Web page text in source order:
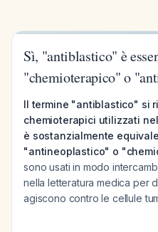
Sì, "antiblastico" è
"chemioterapico" o
Il termine "antiblastico" si
chemioterapici utilizzati
è sostanzialmente
"antineoplastico" o
sono usati in modo
nella letteratura medica per
agiscono contro le cellule